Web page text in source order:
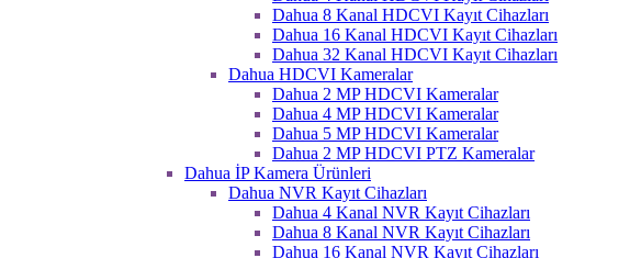
Dahua 8 Kanal HDCVI Kayıt Cihazları
Dahua 16 Kanal HDCVI Kayıt Cihazları
Dahua 32 Kanal HDCVI Kayıt Cihazları
Dahua HDCVI Kameralar
Dahua 2 MP HDCVI Kameralar
Dahua 4 MP HDCVI Kameralar
Dahua 5 MP HDCVI Kameralar
Dahua 2 MP HDCVI PTZ Kameralar
Dahua İP Kamera Ürünleri
Dahua NVR Kayıt Cihazları
Dahua 4 Kanal NVR Kayıt Cihazları
Dahua 8 Kanal NVR Kayıt Cihazları
Dahua 16 Kanal NVR Kayıt Cihazları